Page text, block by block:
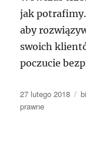
jak
aby
swoich
poczucie
Data
publikacji
27 lutego 2018
prawne